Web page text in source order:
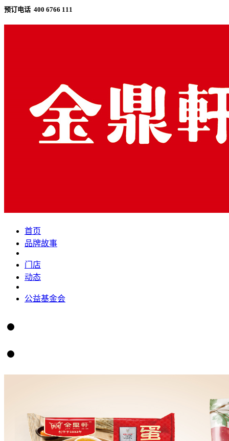
预订电话 400 6766 111
首页
品牌故事
门店
动态
公益基金会